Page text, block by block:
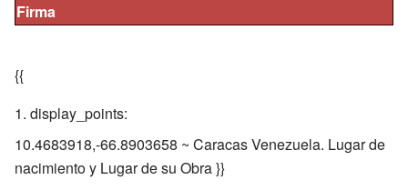
Firma
{{
display_points:
10.4683918,-66.8903658 ~ Caracas Venezuela. Lugar de
nacimiento y Lugar de su Obra }}